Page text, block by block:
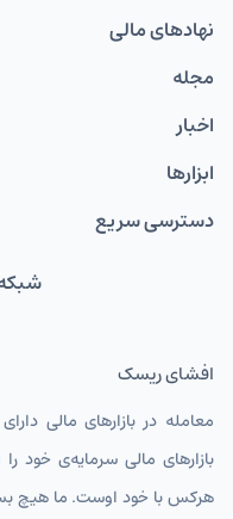
نهاد‌های مالی
مجله
اخبار
ابزارها
دسترسی سریع
افشای ریسک
معامله در بازارهای مالی
بازارهای مالی سرمایه‌ی
هرکس با خود اوست. ما هیچ